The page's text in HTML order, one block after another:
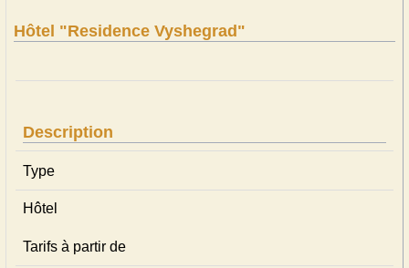
Hôtel "Residence Vyshegrad"
Description
Type
Hôtel
Tarifs à partir de